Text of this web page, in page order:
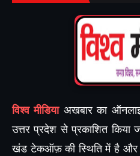
विश्व मीडियाअखबार का
उत्तर प्रदेश से प्रकाशित किया
खंड टेकऑफ़ की स्थिति में है और